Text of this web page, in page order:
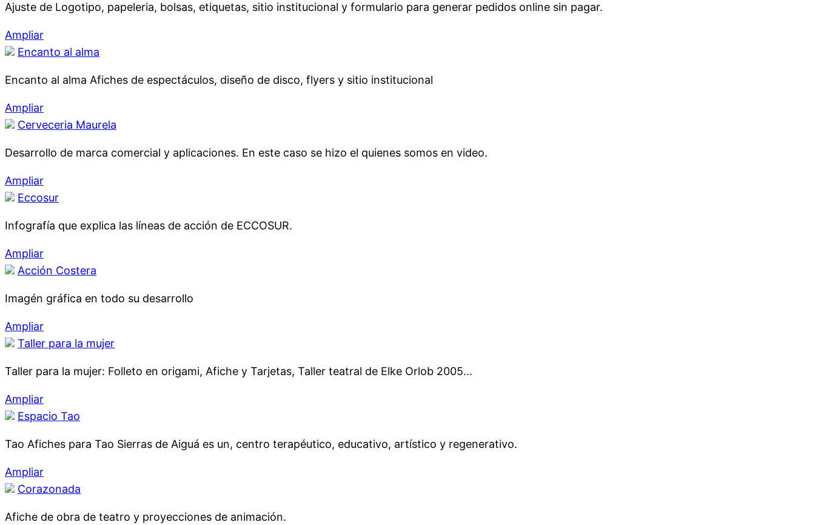
Ajuste de Logotipo, papeleria, bolsas, etiquetas, sitio institucional y formulario para generar pedidos online sin pagar.
Ampliar
Encanto al alma
Encanto al alma Afiches de espectáculos, diseño de disco, flyers y sitio institucional
Ampliar
Cerveceria Maurela
Desarrollo de marca comercial y aplicaciones. En este caso se hizo el quienes somos en video.
Ampliar
Eccosur
Infografía que explica las líneas de acción de ECCOSUR.
Ampliar
Acción Costera
Imagén gráfica en todo su desarrollo
Ampliar
Taller para la mujer
Taller para la mujer: Folleto en origami, Afiche y Tarjetas, Taller teatral de Elke Orlob 2005...
Ampliar
Espacio Tao
Tao Afiches para Tao Sierras de Aiguá es un, centro terapéutico, educativo, artístico y regenerativo.
Ampliar
Corazonada
Afiche de obra de teatro y proyecciones de animación.